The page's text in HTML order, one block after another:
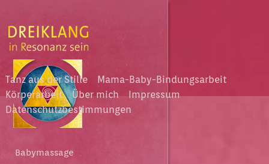
Tanz aus der Stille
Mama-Baby-Bindungsarbeit
Körperarbeit
Über mich
Impressum
Datenschutzbestimmungen
Babymassage